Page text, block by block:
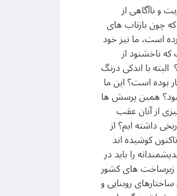
و ناآگاهی از
چون بازتاب های
است، ما نیز خود
ناخشنود از
با اندکی درنگ
بوده است؟ این ما
همین پرسش ها
از آنان عقب
داشته ایم؟ از
کوشیده اند
را باید در
زیرساخت های کشور
روبنایی و